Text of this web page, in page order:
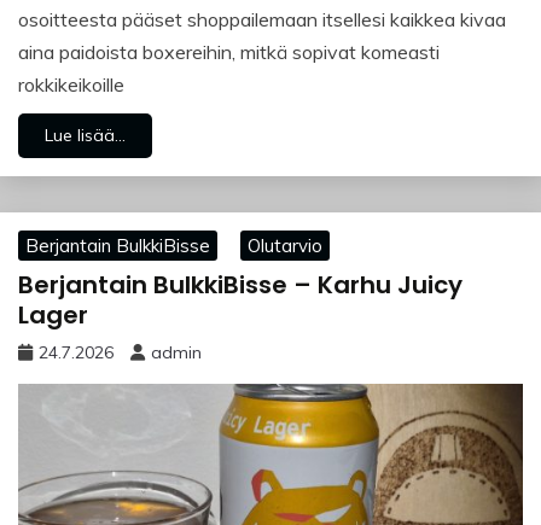
osoitteesta pääset shoppailemaan itsellesi kaikkea kivaa
aina paidoista boxereihin, mitkä sopivat komeasti
rokkikeikoille
Lue lisää...
Berjantain BulkkiBisse Olutarvio
Berjantain BulkkiBisse – Karhu Juicy
Lager
24.7.2026 admin